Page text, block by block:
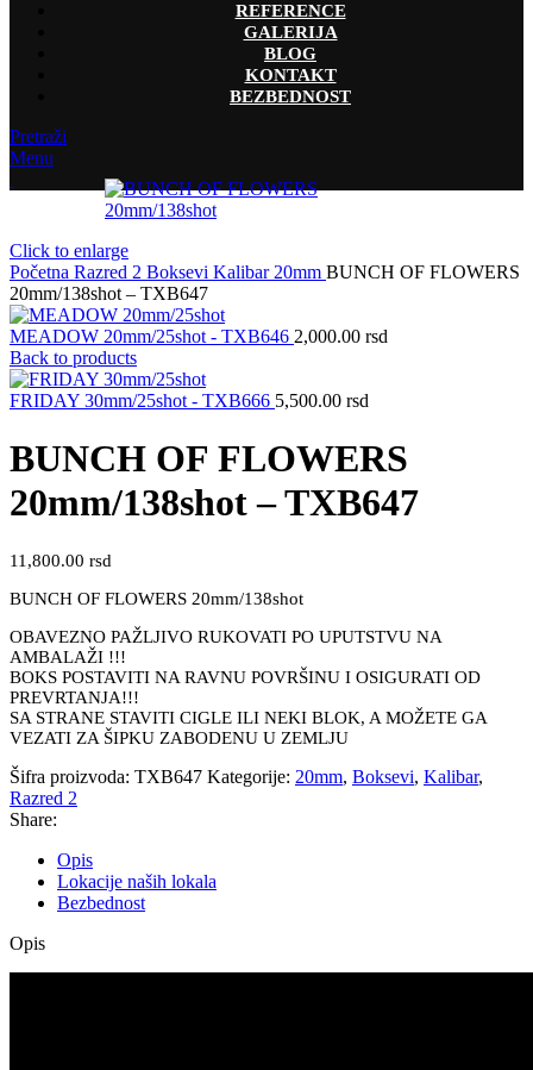
REFERENCE
GALERIJA
BLOG
KONTAKT
BEZBEDNOST
Pretraži
Menu
Click to enlarge
Početna Razred 2 Boksevi Kalibar 20mm BUNCH OF FLOWERS
20mm/138shot – TXB647
MEADOW 20mm/25shot - TXB646 2,000.00 rsd
Back to products
FRIDAY 30mm/25shot - TXB666 5,500.00 rsd
BUNCH OF FLOWERS
20mm/138shot – TXB647
11,800.00 rsd
BUNCH OF FLOWERS 20mm/138shot
OBAVEZNO PAŽLJIVO RUKOVATI PO UPUTSTVU NA
AMBALAŽI !!!
BOKS POSTAVITI NA RAVNU POVRŠINU I OSIGURATI OD
PREVRTANJA!!!
SA STRANE STAVITI CIGLE ILI NEKI BLOK, A MOŽETE GA
VEZATI ZA ŠIPKU ZABODENU U ZEMLJU
Šifra proizvoda: TXB647 Kategorije: 20mm, Boksevi, Kalibar,
Razred 2
Share:
Opis
Lokacije naših lokala
Bezbednost
Opis